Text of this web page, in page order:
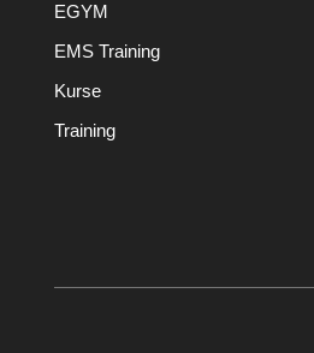
EGYM
EMS Training
Kurse
Training